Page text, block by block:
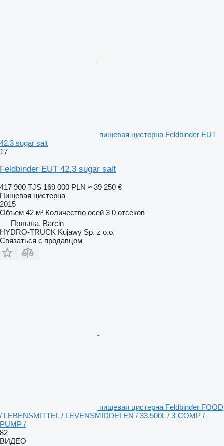
пищевая цистерна Feldbinder EUT
42.3 sugar salt
17
Feldbinder EUT 42.3 sugar salt
417 900 TJS 169 000 PLN ≈ 39 250 €
Пищевая цистерна
2015
Объем 42 м³ Количество осей 3 0 отсеков
Польша, Barcin
HYDRO-TRUCK Kujawy Sp. z o.o.
Связаться с продавцом
пищевая цистерна Feldbinder FOOD
/ LEBENSMITTEL / LEVENSMIDDELEN / 33.500L / 3-COMP /
PUMP /
82
ВИДЕО